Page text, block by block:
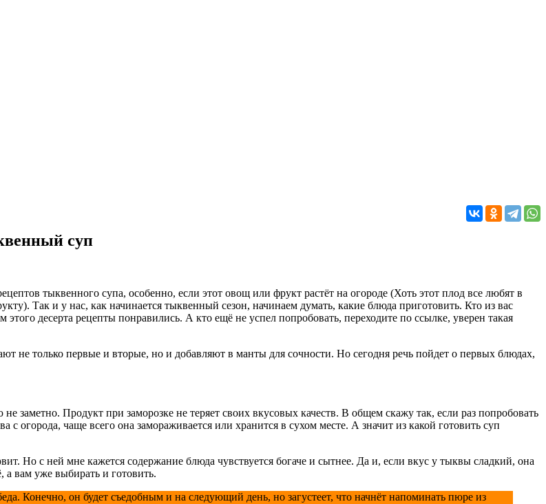
суп
тыквенного супа, особенно, если этот овощ или фрукт растёт на огороде (Хоть этот плод все любят в
Так и у нас, как начинается тыквенный сезон, начинаем думать, какие блюда приготовить. Кто из вас
этого десерта рецепты понравились. А кто ещё не успел попробовать, переходите по ссылке, уверен такая
не только первые и вторые, но и добавляют в манты для сочности. Но сегодня речь пойдет о первых блюдах,
Продукт при заморозке не теряет своих вкусовых качеств. В общем скажу так, если раз попробовать
с огорода, чаще всего она замораживается или хранится в сухом месте. А значит из какой готовить суп
Но с ней мне кажется содержание блюда чувствуется богаче и сытнее. Да и, если вкус у тыквы сладкий, она
а вам уже выбирать и готовить.
Конечно, он будет съедобным и на следующий день, но загустеет, что начнёт напоминать пюре из